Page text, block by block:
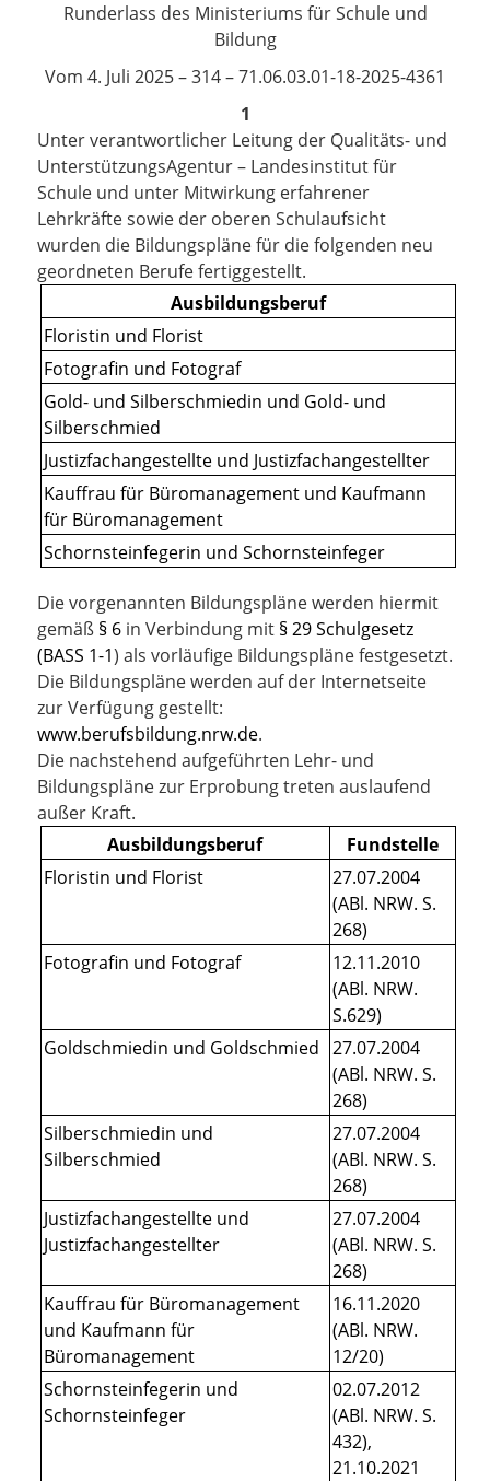
Runderlass des Ministeriums für Schule und
Bildung
Vom 4. Juli 2025 – 314 – 71.06.03.01-18-2025-4361
1
Unter verantwortlicher Leitung der Qualitäts- und
UnterstützungsAgentur – Landesinstitut für
Schule und unter Mitwirkung erfahrener
Lehrkräfte sowie der oberen Schulaufsicht
wurden die Bildungspläne für die folgenden neu
geordneten Berufe fertiggestellt.
Ausbildungsberuf
Floristin und Florist
Fotografin und Fotograf
Gold- und Silberschmiedin und Gold- und
Silberschmied
Justizfachangestellte und Justizfachangestellter
Kauffrau für Büromanagement und Kaufmann
für Büromanagement
Schornsteinfegerin und Schornsteinfeger
Die vorgenannten Bildungspläne werden hiermit
gemäß § 6 in Verbindung mit § 29 Schulgesetz
(BASS 1-1) als vorläufige Bildungspläne festgesetzt.
Die Bildungspläne werden auf der Internetseite
zur Verfügung gestellt:
www.berufsbildung.nrw.de.
Die nachstehend aufgeführten Lehr- und
Bildungspläne zur Erprobung treten auslaufend
außer Kraft.
Ausbildungsberuf
Fundstelle
Floristin und Florist
27.07.2004
(ABl. NRW. S.
268)
Fotografin und Fotograf
12.11.2010
(ABl. NRW.
S.629)
Goldschmiedin und Goldschmied
27.07.2004
(ABl. NRW. S.
268)
Silberschmiedin und
Silberschmied
27.07.2004
(ABl. NRW. S.
268)
Justizfachangestellte und
Justizfachangestellter
27.07.2004
(ABl. NRW. S.
268)
Kauffrau für Büromanagement
und Kaufmann für
Büromanagement
16.11.2020
(ABl. NRW.
12/20)
Schornsteinfegerin und
Schornsteinfeger
02.07.2012
(ABl. NRW. S.
432),
21.10.2021